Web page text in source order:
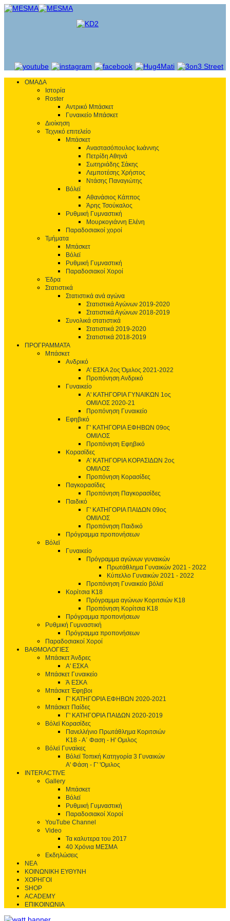
ΟΜΑΔΑ
Ιστορία
Roster
Αντρικό Μπάσκετ
Γυναικείο Μπάσκετ
Διοίκηση
Τεχνικό επιτελείο
Μπάσκετ
Αναστασόπουλος Ιωάννης
Πετρίδη Αθηνά
Σωτηριάδης Σάκης
Λεμποτέσης Χρήστος
Ντάσης Παναγιώτης
Βόλεϊ
Αθανάσιος Κάππος
Άρης Τσούκαλος
Ρυθμική Γυμναστική
Μουρκογιάννη Ελένη
Παραδοσιακοί χοροί
Τμήματα
Μπάσκετ
Βόλεϊ
Ρυθμική Γυμναστική
Παραδοσιακοί Χοροί
Έδρα
Στατιστικά
Στατιστικά ανά αγώνα
Στατιστικά Αγώνων 2019-2020
Στατιστικά Αγώνων 2018-2019
Συνολικά στατιστικά
Στατιστικά 2019-2020
Στατιστικά 2018-2019
ΠΡΟΓΡΑΜΜΑΤΑ
Μπάσκετ
Ανδρικό
Α' ΕΣΚΑ 2ος Όμιλος 2021-2022
Προπόνηση Ανδρικό
Γυναικείο
Α' ΚΑΤΗΓΟΡΙΑ ΓΥΝΑΙΚΩΝ 1ος
ΟΜΙΛΟΣ 2020-21
Προπόνηση Γυναικείο
Εφηβικό
Γ' ΚΑΤΗΓΟΡΙΑ ΕΦΗΒΩΝ 09ος
ΟΜΙΛΟΣ
Προπόνηση Εφηβικό
Κορασίδες
Α' ΚΑΤΗΓΟΡΙΑ ΚΟΡΑΣΙΔΩΝ 2ος
ΟΜΙΛΟΣ
Προπόνηση Κορασίδες
Παγκορασίδες
Προπόνηση Παγκορασίδες
Παιδικό
Γ' ΚΑΤΗΓΟΡΙΑ ΠΑΙΔΩΝ 09ος
ΟΜΙΛΟΣ
Προπόνηση Παιδικό
Πρόγραμμα προπονήσεων
Βόλεϊ
Γυναικείο
Πρόγραμμα αγώνων γυναικών
Πρωτάθλημα Γυναικών 2021 - 2022
Κύπελλο Γυναικών 2021 - 2022
Προπόνηση Γυναικείο βόλεϊ
Κορίτσια Κ18
Πρόγραμμα αγώνων Κοριτσιών Κ18
Προπόνηση Κορίτσια Κ18
Πρόγραμμα προπονήσεων
Ρυθμική Γυμναστική
Πρόγραμμα προπονήσεων
Παραδοσιακοί Χοροί
ΒΑΘΜΟΛΟΓΙΕΣ
Μπάσκετ Άνδρες
Α' ΕΣΚΑ
Μπάσκετ Γυναικείο
Ά ΕΣΚΑ
Μπάσκετ Έφηβοι
Γ' ΚΑΤΗΓΟΡΙΑ ΕΦΗΒΩΝ 2020-2021
Μπάσκετ Παίδες
Γ' ΚΑΤΗΓΟΡΙΑ ΠΑΙΔΩΝ 2020-2019
Βόλεϊ Κορασίδες
Πανελλήνιο Πρωτάθλημα Κοριτσιών
Κ18 - Α΄ Φαση - H' Ομιλος
Βόλεϊ Γυναίκες
Βόλεϊ Τοπική Κατηγορία 3 Γυναικών
Α' Φάση - Γ' 'Ομιλος
INTERACTIVE
Gallery
Μπάσκετ
Βόλεϊ
Ρυθμική Γυμναστική
Παραδοσιακοί Χοροί
YouTube Channel
Video
Τα καλυτερα του 2017
40 Χρόνια ΜΕΣΜΑ
Εκδηλώσεις
ΝΕΑ
ΚΟΙΝΩΝΙΚΗ ΕΥΘΥΝΗ
ΧΟΡΗΓΟΙ
SHOP
ACADEMY
ΕΠΙΚΟΙΝΩΝΙΑ